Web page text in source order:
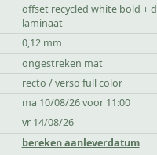
offset recycled white bold +
laminaat
0,12 mm
ongestreken mat
recto / verso full color
ma 10/08/26 voor 11:00
vr 14/08/26
bereken aanleverdatum